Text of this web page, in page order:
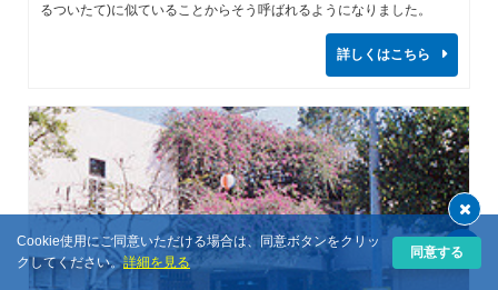
るついたて)に似ていることからそう呼ばれるようになりました。
詳しくはこちら
Cookie使用にご同意いただける場合は、同意ボタンをクリッ
クしてください。詳細を見る
同意する